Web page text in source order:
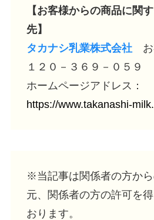
【お客様からの商品に関
先】
タカナシ乳業株式会社お
１２０－３６９－０５９
ホームページアドレス：
https://www.takanashi-
※当記事は関係者の方か
元、関係者の方の許可を
おります。